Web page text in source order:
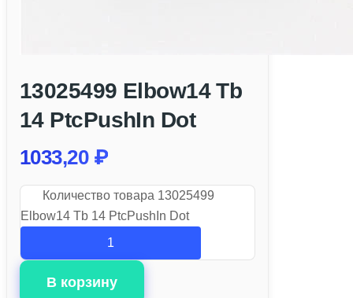
13025499 Elbow14 Tb
14 PtcPushIn Dot
1033,20 ₽
Количество товара 13025499
Elbow14 Tb 14 PtcPushIn Dot
В корзину